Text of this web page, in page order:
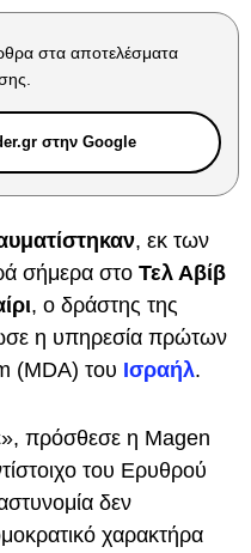
στα αποτελέσματα
στην Google
, εκ των
σήμερα στο Τελ Αβίβ
, ο δράστης της
η υπηρεσία πρώτων
(MDA) του Ισραήλ.
πρόσθεσε η Magen
του Ερυθρού
δεν
χαρακτήρα